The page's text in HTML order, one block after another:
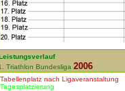
Triathlon Bundesliga 2006
nach Ligaveranstaltung